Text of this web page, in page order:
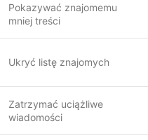
Pokazywać znajomemu
mniej treści
Ukryć listę znajomych
Zatrzymać uciążliwe
wiadomości